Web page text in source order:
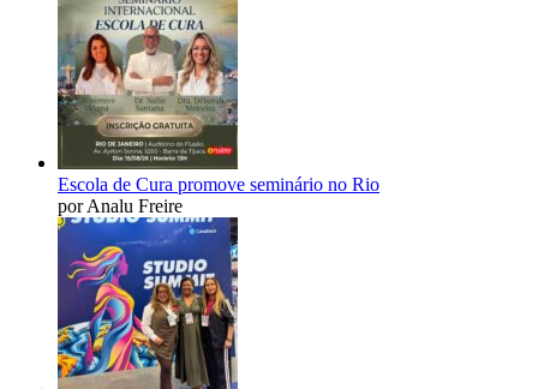
Escola de Cura promove seminário no Rio
por Analu Freire